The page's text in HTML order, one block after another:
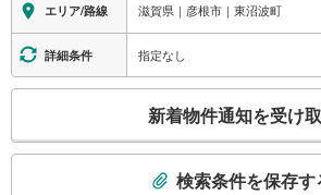
エリア/路線 滋賀県｜彦根市｜東沼波町
詳細条件 指定なし
検
新着物件通知を受け
検索条件を保存す